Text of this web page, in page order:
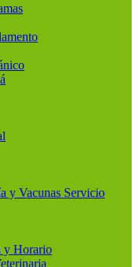
y Vacunas Servicio
y Horario